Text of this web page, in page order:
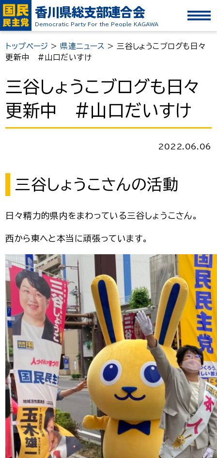
香川県総支部連合会
Democratic Party For the People KAGAWA
トップページ > 県連ニュース > 三谷しょうこブログも日々
更新中 #山口だいすけ
三谷しょうこブログも日々
更新中 #山口だいすけ
2022.06.06
三谷しょうこさんの活動
日々精力的県内をまわっている三谷しょうこさん。
西から東へと本当に頑張っています。